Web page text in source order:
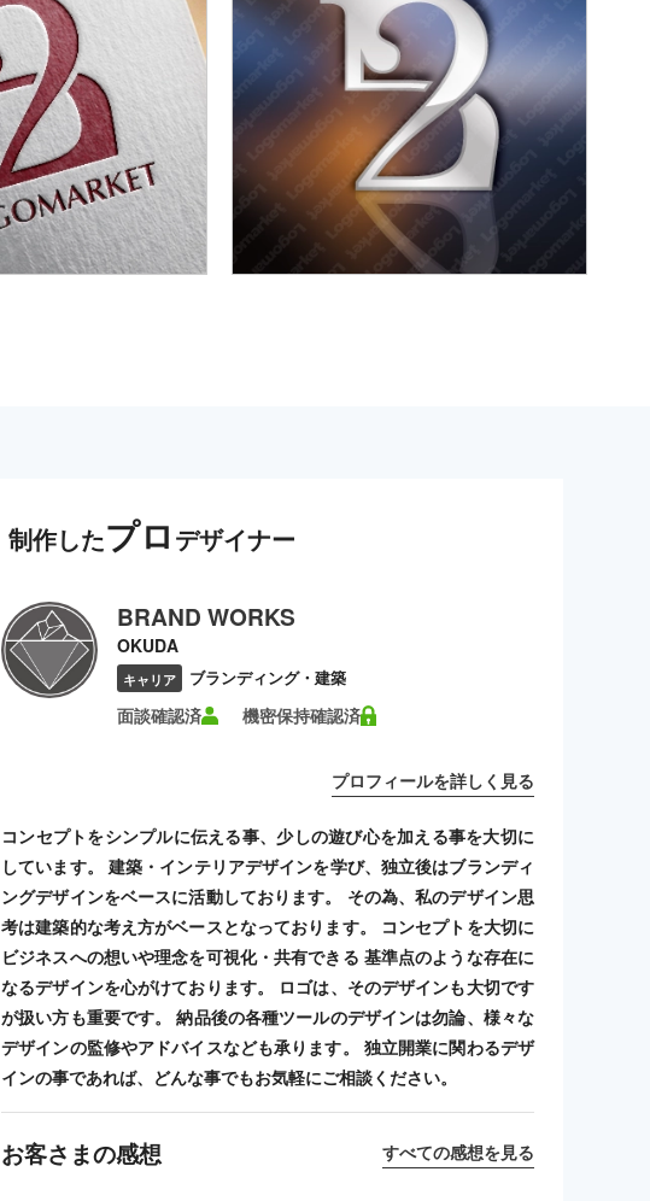
制作したプロ デザイナー
BRAND WORKS
OKUDA
キャリア ブランディング・建築
面談確認済 機密保持確認済
プロフィールを詳しく見る
コンセプトをシンプルに伝える事、少しの遊び心を加える事を大切に
しています。 建築・インテリアデザインを学び、独立後はブランディ
ングデザインをベースに活動しております。 その為、私のデザイン思
考は建築的な考え方がベースとなっております。 コンセプトを大切に
ビジネスへの想いや理念を可視化・共有できる 基準点のような存在に
なるデザインを心がけております。 ロゴは、そのデザインも大切です
が扱い方も重要です。 納品後の各種ツールのデザインは勿論、様々な
デザインの監修やアドバイスなども承ります。 独立開業に関わるデザ
インの事であれば、どんな事でもお気軽にご相談ください。
お客さまの感想 すべての感想を見る